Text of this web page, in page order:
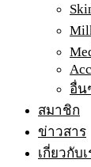
อื่น
สมาชิก
ข่าวสาร
เกี่ยวกับเ